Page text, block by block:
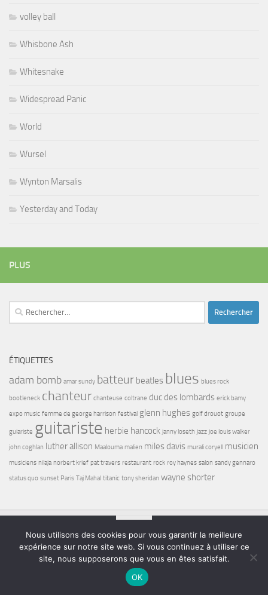
volley ball
Whisbone Ash
Whitesnake
Widespread Panic
World
Wursel
Wynton Marsalis
Yesterday and Today
PLUS
Rechercher :
ÉTIQUETTES
adam bomb amar sundy batteur beatles blues blues rock
bootleneck chanteur chanteuse coltrane duc des lombards erick bamy
expo music femme de george harrison festival glenn hughes golf drouot groupe
guiariste guitariste herbie hancock janny loseth jazz joe louis walker
john coghlan luther allison Maalouma malien miles davis murali coryell musicien
musiciens nilaja norbert krief pat travers restaurant rock roy haynes salon sandy gennaro
status quo sunset Paris Taj Mahal titanic tony sheridan wayne shorter
Bel7 Infos © 2026. Tous droits réservés.
- Conçu par
Nous utilisons des cookies pour vous garantir la meilleure
expérience sur notre site web. Si vous continuez à utiliser ce
site, nous supposerons que vous en êtes satisfait.
OK